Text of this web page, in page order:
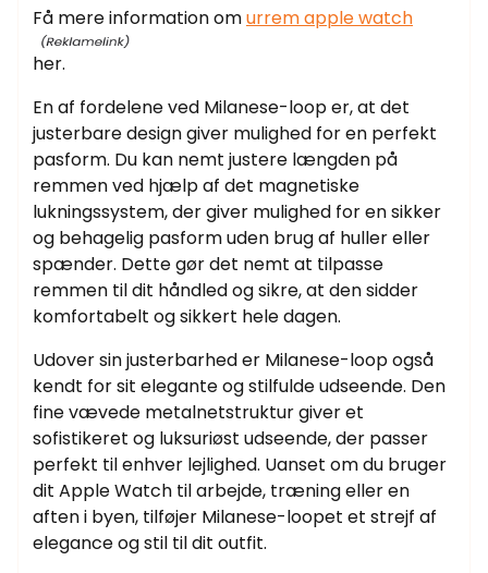
Få mere information omurrem apple watch
her.
En af fordelene ved Milanese-loop er, at det
justerbare design giver mulighed for en perfekt
pasform. Du kan nemt justere længden på
remmen ved hjælp af det magnetiske
lukningssystem, der giver mulighed for en sikker
og behagelig pasform uden brug af huller eller
spænder. Dette gør det nemt at tilpasse
remmen til dit håndled og sikre, at den sidder
komfortabelt og sikkert hele dagen.
Udover sin justerbarhed er Milanese-loop også
kendt for sit elegante og stilfulde udseende. Den
fine vævede metalnetstruktur giver et
sofistikeret og luksuriøst udseende, der passer
perfekt til enhver lejlighed. Uanset om du bruger
dit Apple Watch til arbejde, træning eller en
aften i byen, tilføjer Milanese-loopet et strejf af
elegance og stil til dit outfit.